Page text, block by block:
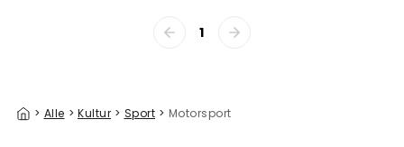
1
> Alle > Kultur > Sport > Motorsport